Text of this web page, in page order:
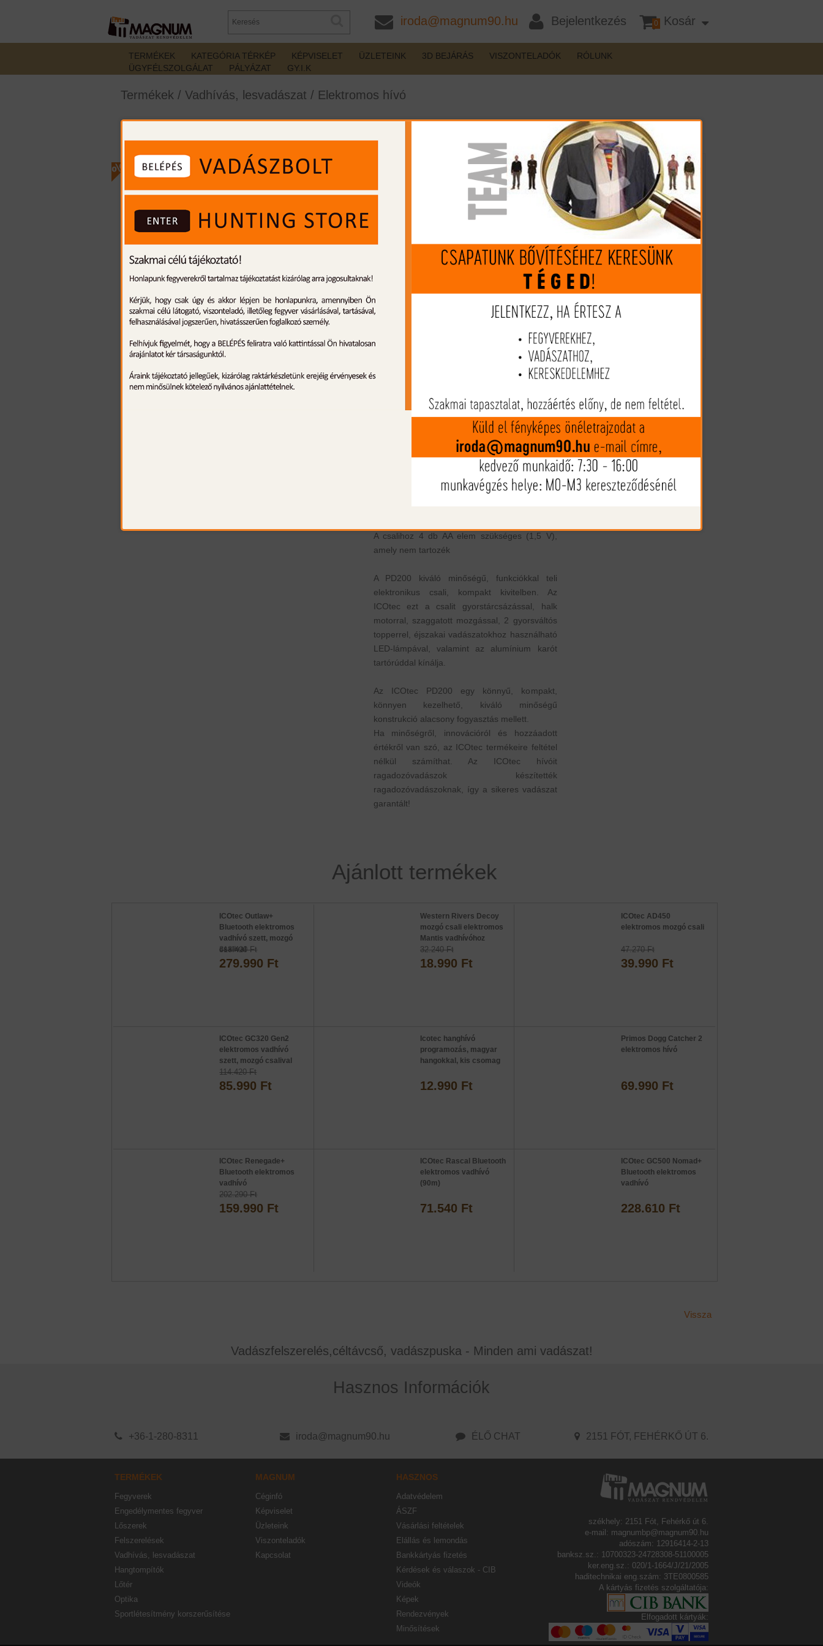
Kosár
0
Bejelentkezés
iroda@magnum90.hu
TERMÉKEK KATEGÓRIA TÉRKÉP KÉPVISELET ÜZLETEINK 3D BEJÁRÁS VISZONTELADÓK
RÓLUNK
ÜGYFÉLSZOLGÁLAT
PÁLYÁZAT GY.I.K
Termékek / Vadhívás, lesvadászat / Elektromos hívó
Gyártó: ICOtec
IC4073
Kompatibilis az első generációs GC320,
GC300, GEN2 GC320, GEN2 GC350, GEN2
Működik más nagyobb márkákkal (Foxpro,
A készülék automatikus módban is működik,
nincs szükség kapcsolatra a hívóval
2, gyorsan cserélhető csali huzat
LED lámpa a felső megvilágításhoz
Csendes motor, nincs minimális zaj
Szaggatott mozgás
A csalihoz 4 db AA elem szükséges (1,5 V),
amely nem tartozék
A PD200 kiváló minőségű, funkciókkal teli
elektronikus csali, kompakt kivitelben. Az
ICOtec ezt a csalit gyorstárcsázással, halk
motorral, szaggatott mozgással, 2 gyorsváltós
topperrel, éjszakai vadászatokhoz használható
LED-lámpával, valamint az alumínium karót
tartórúddal kínálja.
Az ICOtec PD200 egy könnyű, kompakt,
könnyen kezelhető, kiváló minőségű
konstrukció alacsony fogyasztás mellett.
Ha minőségről, innovációról és hozzáadott
értékről van szó, az ICOtec termékeire feltétel
nélkül számíthat. Az ICOtec hívóit
ragadozóvadászok készítették
ragadozóvadászoknak, így a sikeres vadászat
garantált!
Mennyiség:
37.120 Ft (€ 102.54)
32.990 Ft
(€ 91.13)
Az árak és készlet információk
ajánlattételnek nem minősülnek!
Az árváltozás jogát fenntartjuk!
Ajánlott termékek
ICOtec Outlaw+
Bluetooth elektromos
vadhívó szett, mozgó
csalival
318.420 Ft
279.990 Ft
Western Rivers Decoy
mozgó csali elektromos
Mantis vadhívóhoz
32.240 Ft
18.990 Ft
ICOtec AD450
elektromos mozgó csali
47.270 Ft
39.990 Ft
ICOtec GC320 Gen2
elektromos vadhívó
szett, mozgó csalival
114.420 Ft
85.990 Ft
Icotec hanghívó
programozás, magyar
hangokkal, kis csomag
12.990 Ft
Primos Dogg Catcher 2
elektromos hívó
69.990 Ft
ICOtec Renegade+
Bluetooth elektromos
vadhívó
202.290 Ft
159.990 Ft
ICOtec Rascal Bluetooth
elektromos vadhívó
(90m)
71.540 Ft
ICOtec GC500 Nomad+
Bluetooth elektromos
vadhívó
228.610 Ft
Vissza
Vadászfelszerelés,céltávcső, vadászpuska - Minden ami vadászat!
Hasznos Információk
+36-1-280-8311 iroda@magnum90.hu ÉLŐ CHAT 2151 FÓT, FEHÉRKŐ ÚT 6.
TERMÉKEK
Fegyverek
Engedélymentes fegyver
Lőszerek
Felszerelések
Vadhívás, lesvadászat
Hangtompítók
Lőtér
Optika
Sportlétesítmény korszerűsítése
MAGNUM
Céginfó
Képviselet
Üzleteink
Viszonteladók
Kapcsolat
HASZNOS
Adatvédelem
ÁSZF
Vásárlási feltételek
Elállás és lemondás
Bankkártyás fizetés
Kérdések és válaszok - CIB
Videók
Képek
Rendezvények
Minősítések
székhely: 2151 Fót, Fehérkő út 6.
e-mail: magnumbp@magnum90.hu
adószám: 12916414-2-13
banksz.sz.: 10700323-24728308-51100005
ker.eng.sz.: 020/1-1664/J/21/2005
haditechnikai eng.szám: 3TE0800585
A kártyás fizetés szolgáltatója:
Elfogadott kártyák: